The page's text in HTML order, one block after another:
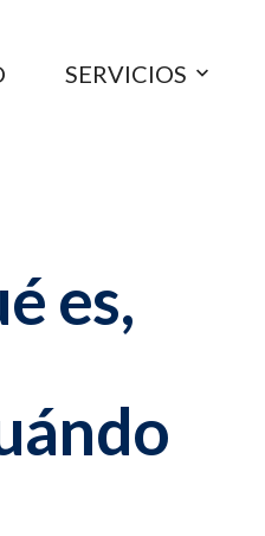
SERVICIOS
es,